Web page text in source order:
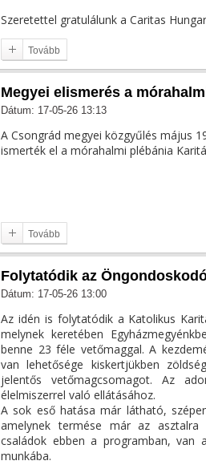
Szeretettel gratulálunk a Caritas
Tovább
Megyei elismerés a
Dátum: 17-05-26 13:13
A Csongrád megyei közgyűlés május
ismerték el a mórahalmi plébánia
Tovább
Folytatódik az
Dátum: 17-05-26 13:00
Az idén is folytatódik a Katolikus
melynek keretében
benne 23 féle vetőmaggal. A
van lehetősége kiskertjükben
jelentős vetőmagcsomagot. Az
élelmiszerrel való ellátásához.
A sok eső hatása már látható,
amelynek termése már az
családok ebben a programban, van
munkába.